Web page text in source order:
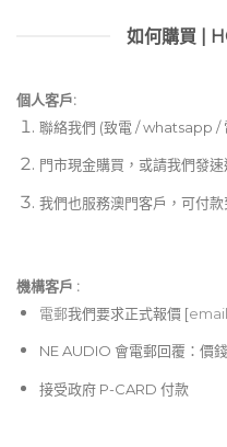
時還提供了可靠的手動
兩個實時分析儀（RTA
的即時顯示
觸摸和路由跳線矩陣可
14種輔助混音提供充足
增益共享自動麥克風混
獲和調用表演
如何購買 |
個人客戶:
聯絡我們 (致電 / whatsapp /
門市現金購買，或請我們發
我們也服務澳門客戶，可付
機構客戶 :​
電郵我們要求正式報價 [
NE AUDIO 會電郵回覆：價
接受政府 P-CARD 付款